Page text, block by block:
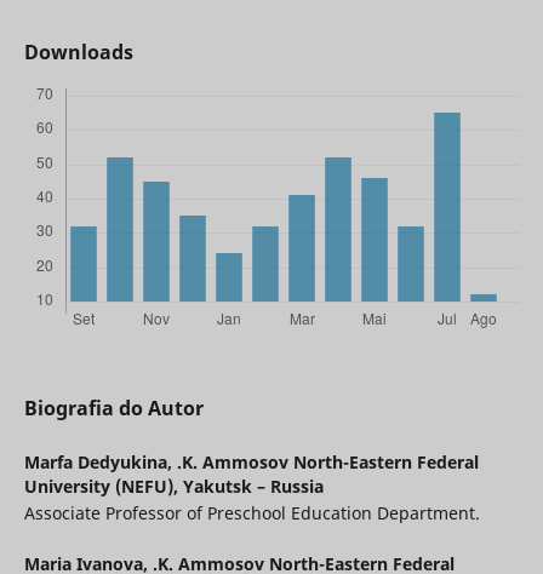
Downloads
Biografia do Autor
Marfa Dedyukina, .K. Ammosov North-Eastern Federal
University (NEFU), Yakutsk – Russia
Associate Professor of Preschool Education Department.
Maria Ivanova, .K. Ammosov North-Eastern Federal